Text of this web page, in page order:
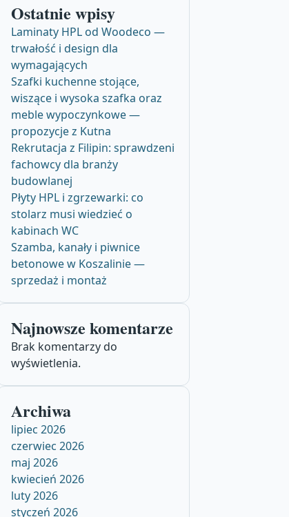
Ostatnie wpisy
Laminaty HPL od Woodeco —
trwałość i design dla
wymagających
Szafki kuchenne stojące,
wiszące i wysoka szafka oraz
meble wypoczynkowe —
propozycje z Kutna
Rekrutacja z Filipin: sprawdzeni
fachowcy dla branży
budowlanej
Płyty HPL i zgrzewarki: co
stolarz musi wiedzieć o
kabinach WC
Szamba, kanały i piwnice
betonowe w Koszalinie —
sprzedaż i montaż
Najnowsze komentarze
Brak komentarzy do
wyświetlenia.
Archiwa
lipiec 2026
czerwiec 2026
maj 2026
kwiecień 2026
luty 2026
styczeń 2026